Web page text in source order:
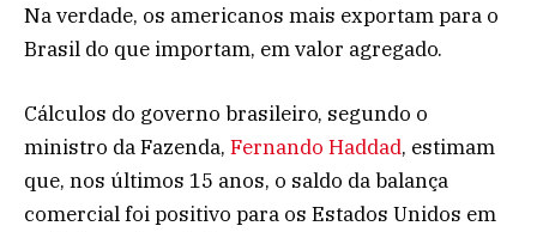
Na verdade, os americanos mais exportam para o
Brasil do que importam, em valor agregado.
Cálculos do governo brasileiro, segundo o
ministro da Fazenda, Fernando Haddad, estimam
que, nos últimos 15 anos, o saldo da balança
comercial foi positivo para os Estados Unidos em